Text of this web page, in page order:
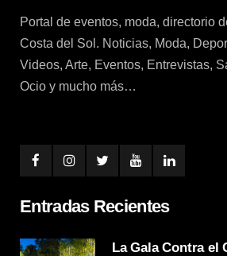
Portal de eventos, moda, directorio
Costa del Sol. Noticias, Moda,
Videos, Arte, Eventos, Entrevistas,
Ocio y mucho más…
Entradas Recientes
La Gala Contra el